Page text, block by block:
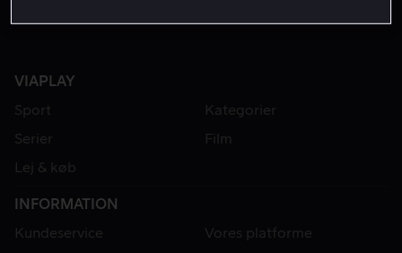
VIAPLAY
Sport
Kategorier
Serier
Film
Lej & køb
INFORMATION
Kundeservice
Vores platforme